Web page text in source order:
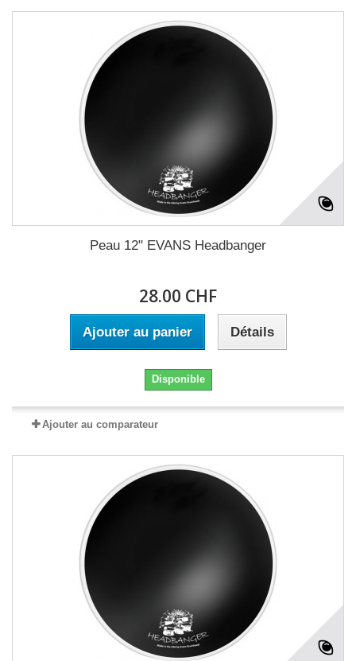
Peau 12" EVANS Headbanger
28.00 CHF
Ajouter au panier Détails
Disponible
Ajouter au comparateur